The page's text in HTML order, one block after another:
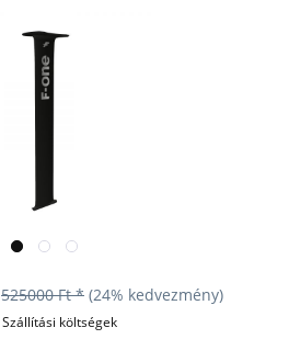
525000 Ft * (24% kedvezmény)
Szállítási költségek